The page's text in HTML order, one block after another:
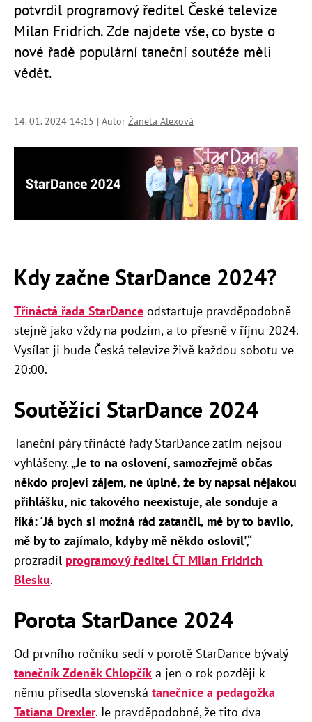
potvrdil programový ředitel České televize
Milan Fridrich. Zde najdete vše, co byste o
nové řadě populární taneční soutěže měli
vědět.
14. 01. 2024 14:15 | Autor Žaneta Alexová
Kdy začne StarDance 2024?
Třináctá řada StarDance odstartuje pravděpodobně
stejně jako vždy na podzim, a to přesně v říjnu 2024.
Vysílat ji bude Česká televize živě každou sobotu ve
20:00.
Soutěžící StarDance 2024
Taneční páry třinácté řady StarDance zatím nejsou
vyhlášeny.„Je to na oslovení, samozřejmě občas
někdo projeví zájem, ne úplně, že by napsal nějakou
přihlášku, nic takového neexistuje, ale sonduje a
říká: 'Já bych si možná rád zatančil, mě by to bavilo,
mě by to zajímalo, kdyby mě někdo oslovil',“
prozradil programový ředitel ČT Milan Fridrich
Blesku.
Porota StarDance 2024
Od prvního ročníku sedí v porotě StarDance bývalý
tanečník Zdeněk Chlopčík a jen o rok později k
němu přisedla slovenská tanečnice a pedagožka
Tatiana Drexler. Je pravděpodobné, že tito dva